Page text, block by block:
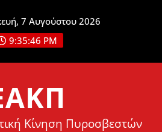
7 Αυγούστου 2026
9:35:47 PM
Κίνηση Πυροσβεστών